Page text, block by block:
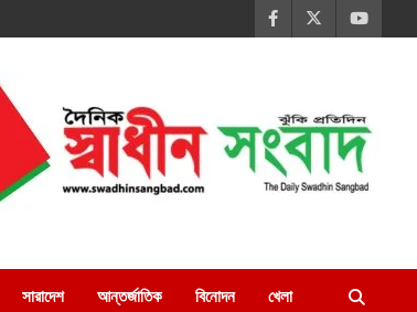
সারাদেশ আন্তর্জাতিক বিনোদন খেলা